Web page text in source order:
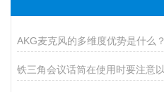
AKG麦克风的多维度优势是什么？